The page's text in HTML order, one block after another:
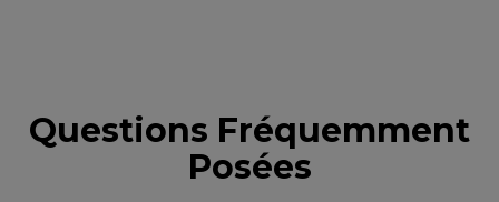
Questions Fréquemment
Posées